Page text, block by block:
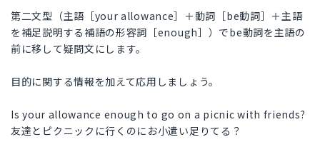
第二文型（主語［your allowance］＋動詞［be動詞］＋主語
を補足説明する補語の形容詞［enough］）でbe動詞を主語の
前に移して疑問文にします。
目的に関する情報を加えて応用しましょう。
Is your allowance enough to go on a picnic with friends?
友達とピクニックに行くのにお小遣い足りてる？